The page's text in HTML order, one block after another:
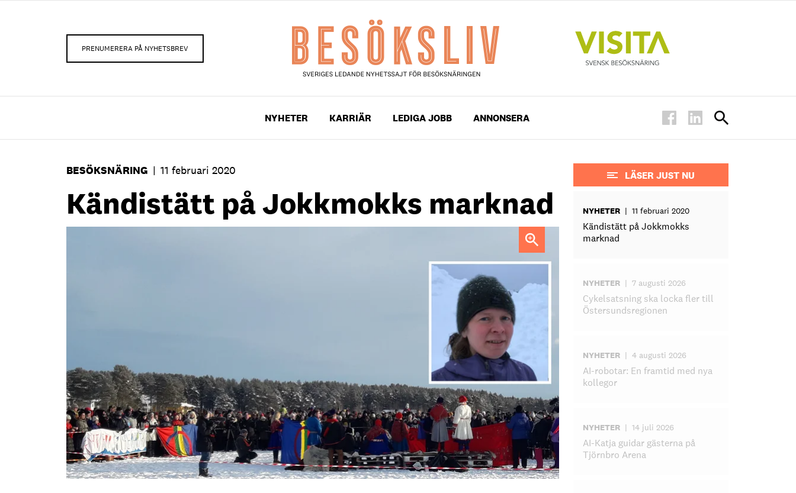
PRENUMERERA PÅ NYHETSBREV
NYHETER KARRIÄR LEDIGA JOBB ANNONSERA
BESÖKSNÄRING | 11 februari 2020
Kändistätt på Jokkmokks marknad
LÄSER JUST NU
NYHETER | 11 februari 2020
Kändistätt på Jokkmokks
marknad
NYHETER | 7 augusti 2026
Cykelsatsning ska locka fler till
Östersundsregionen
NYHETER | 4 augusti 2026
AI-robotar: En framtid med nya
kollegor
NYHETER | 14 juli 2026
AI-Katja guidar gästerna på
Tjörnbro Arena